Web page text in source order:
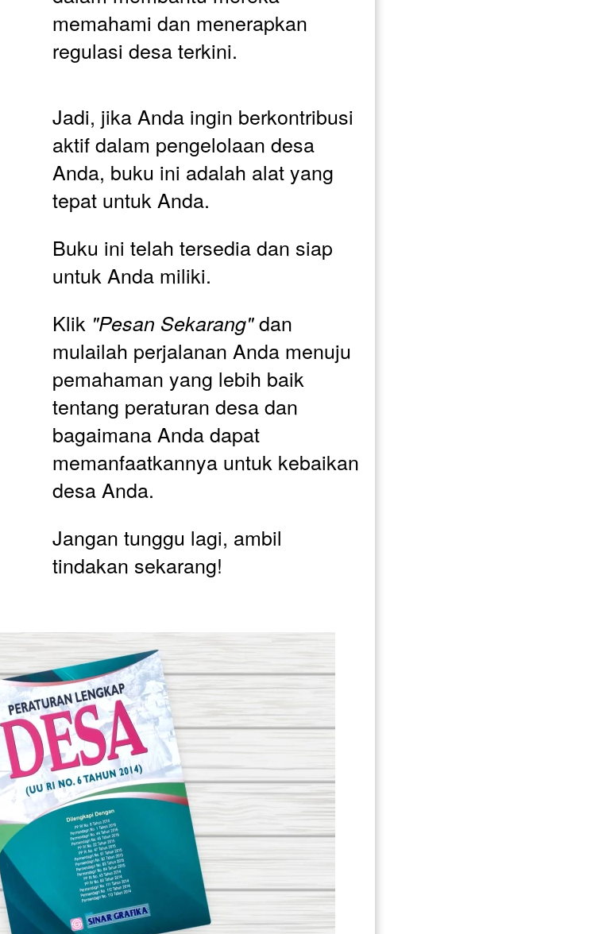
memahami dan menerapkan
regulasi desa terkini.
Jadi, jika Anda ingin berkontribusi
aktif dalam pengelolaan desa
Anda, buku ini adalah alat yang
tepat untuk Anda.
Buku ini telah tersedia dan siap
untuk Anda miliki.
Klik "Pesan Sekarang" dan
mulailah perjalanan Anda menuju
pemahaman yang lebih baik
tentang peraturan desa dan
bagaimana Anda dapat
memanfaatkannya untuk kebaikan
desa Anda.
Jangan tunggu lagi, ambil
tindakan sekarang!